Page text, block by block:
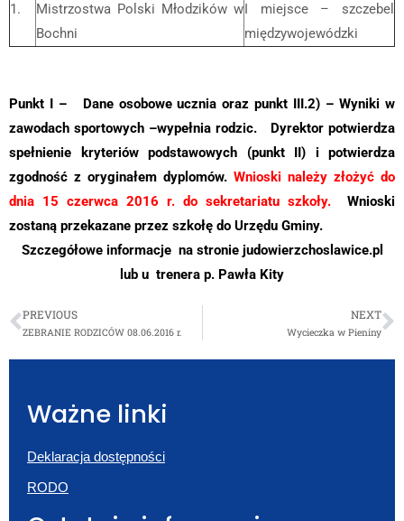
1.
Mistrzostwa Polski Młodzików w
Bochni
I miejsce – szczebel
międzywojewódzki
Punkt I – Dane osobowe ucznia oraz punkt III.2) – Wyniki w
zawodach sportowych –wypełnia rodzic. Dyrektor potwierdza
spełnienie kryteriów podstawowych (punkt II) i potwierdza
zgodność z oryginałem dyplomów. Wnioski należy złożyć do
dnia 15 czerwca 2016 r. do sekretariatu szkoły.
Wnioski
zostaną przekazane przez szkołę do Urzędu Gminy.
Szczegółowe informacje na stronie judowierzchoslawice.pl
lub u trenera p. Pawła Kity
PREVIOUS
ZEBRANIE RODZICÓW 08.06.2016 r.
NEXT
Wycieczka w Pieniny
Ważne linki
Deklaracja dostępności
RODO